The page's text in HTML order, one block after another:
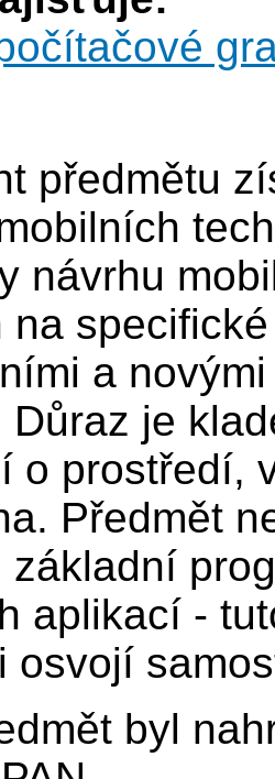
předmětu
návrhu
na
a
je
o prostředí,
Předmět
základní
aplikací -
osvojí
byl